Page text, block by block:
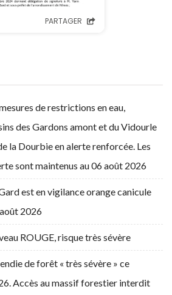
de restrictions en eau,
des Gardons amont et du Vidourle
la Dourbie en alerte renforcée. Les
sont maintenus au 06 août 2026
est en vigilance orange canicule
2026
ROUGE, risque très sévère
de forêt « très sévère » ce
Accès au massif forestier interdit